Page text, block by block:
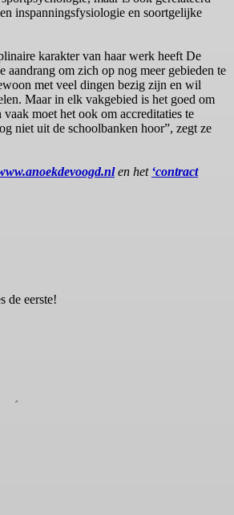
inspanningsfysiologie en soortgelijke
karakter van haar werk heeft De
aandrang om zich op nog meer gebieden te
met veel dingen bezig zijn en wil
Maar in elk vakgebied is het goed om
moet het ook om accreditaties te
niet uit de schoolbanken hoor”, zegt ze
en het ‘contract
de eerste!